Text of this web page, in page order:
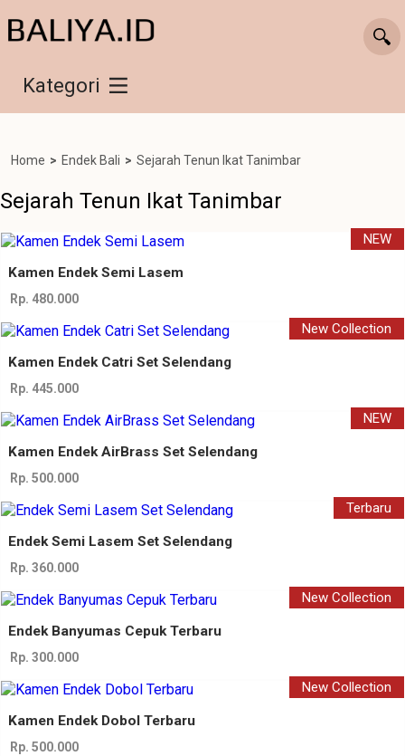
Kategori
Home > Endek Bali > Sejarah Tenun Ikat Tanimbar
Sejarah Tenun Ikat Tanimbar
NEW
Kamen Endek Semi Lasem
Rp. 480.000
New Collection
Kamen Endek Catri Set Selendang
Rp. 445.000
NEW
Kamen Endek AirBrass Set Selendang
Rp. 500.000
Terbaru
Endek Semi Lasem Set Selendang
Rp. 360.000
New Collection
Endek Banyumas Cepuk Terbaru
Rp. 300.000
New Collection
Kamen Endek Dobol Terbaru
Rp. 500.000